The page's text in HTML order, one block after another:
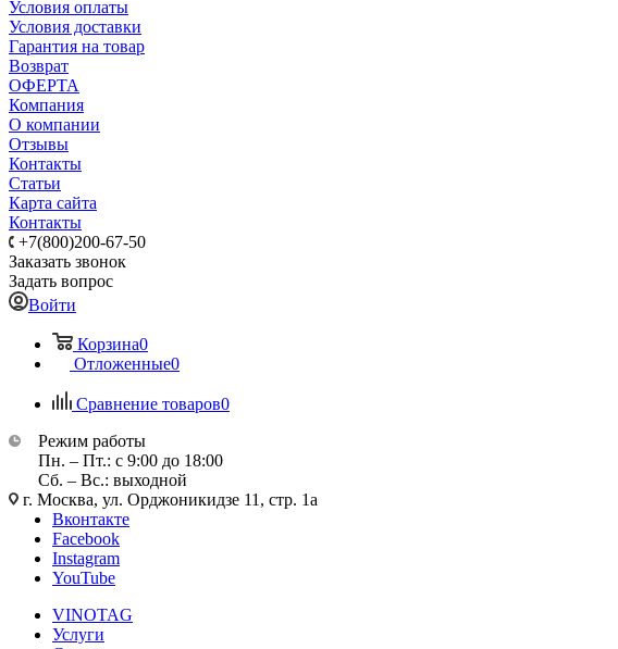
Условия оплаты
Условия доставки
Гарантия на товар
Возврат
ОФЕРТА
Компания
О компании
Отзывы
Контакты
Статьи
Карта сайта
Контакты
+7(800)200-67-50
Заказать звонок
Задать вопрос
Войти
Корзина0
Отложенные0
Сравнение товаров0
Режим работы
Пн. – Пт.: с 9:00 до 18:00
Сб. – Вс.: выходной
г. Москва, ул. Орджоникидзе 11, стр. 1а
Вконтакте
Facebook
Instagram
YouTube
VINOTAG
Услуги